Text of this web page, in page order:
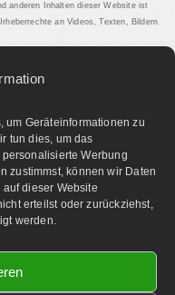
um Geräteinformationen zu
tun dies, um das
Werbung
zustimmst, können wir Daten
dieser Website
erteilst oder zurückziehst,
werden.
anderen Inhalten dieser Website ist
an Videos, Texten, Bildern